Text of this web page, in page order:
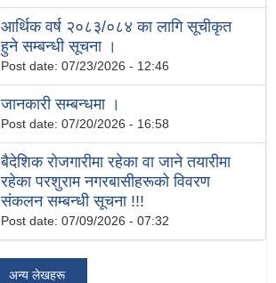
आर्थिक वर्ष २०८३/०८४ का लागि सूचीकृत
हुने सम्बन्धी सूचना ।
Post date: 07/23/2026 - 12:46
जानकारी सम्बन्धमा ।
Post date: 07/20/2026 - 16:58
बैदेशिक रोजगारीमा रहेका वा जाने तयारीमा
रहेका परशुराम नगरबासीहरूको विवरण
संकलन सम्बन्धी सूचना !!!
Post date: 07/09/2026 - 07:32
अन्य लेखहरू